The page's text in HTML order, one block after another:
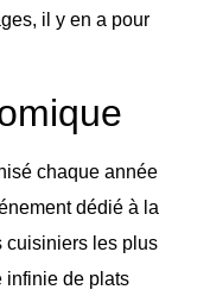
il y en a pour
chaque année
dédié à la
cuisiniers les plus
infinie de plats